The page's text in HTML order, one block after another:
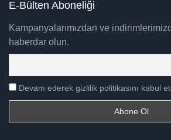
E-Bülten Aboneliği
Kampanyalarımızdan ve
haberdar olun.
Devam ederek gizlilik politikasını kabul